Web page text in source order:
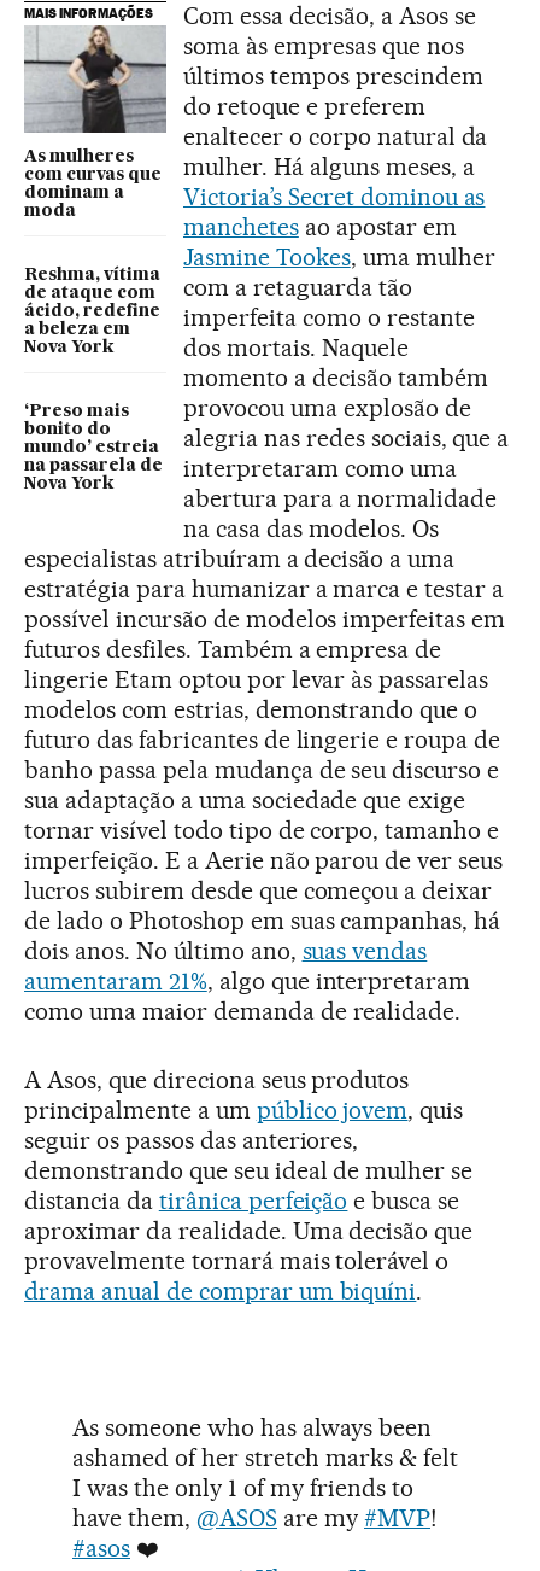
MAIS INFORMAÇÕES
As mulheres
com curvas que
dominam a
moda
Reshma, vítima
de ataque com
ácido, redefine
a beleza em
Nova York
‘Preso mais
bonito do
mundo’ estreia
na passarela de
Nova York
Com essa decisão, a Asos se
soma às empresas que nos
últimos tempos prescindem
do retoque e preferem
enaltecer o corpo natural da
mulher. Há alguns meses, a
Victoria’s Secret dominou as
manchetesao apostar em
Jasmine Tookes, uma mulher
com a retaguarda tão
imperfeita como o restante
dos mortais. Naquele
momento a decisão também
provocou uma explosão de
alegria nas redes sociais, que a
interpretaram como uma
abertura para a normalidade
na casa das modelos. Os
especialistas atribuíram a decisão a uma
estratégia para humanizar a marca e testar a
possível incursão de modelos imperfeitas em
futuros desfiles. Também a empresa de
lingerie Etam optou por levar às passarelas
modelos com estrias, demonstrando que o
futuro das fabricantes de lingerie e roupa de
banho passa pela mudança de seu discurso e
sua adaptação a uma sociedade que exige
tornar visível todo tipo de corpo, tamanho e
imperfeição. E a Aerie não parou de ver seus
lucros subirem desde que começou a deixar
de lado o Photoshop em suas campanhas, há
dois anos. No último ano, suas vendas
aumentaram 21%, algo que interpretaram
como uma maior demanda de realidade.
A Asos, que direciona seus produtos
principalmente a um público jovem, quis
seguir os passos das anteriores,
demonstrando que seu ideal de mulher se
distancia da tirânica perfeição e busca se
aproximar da realidade. Uma decisão que
provavelmente tornará mais tolerável o
drama anual de comprar um biquíni.
As someone who has always been
ashamed of her stretch marks & felt
I was the only 1 of my friends to
have them, @ASOS are my #MVP!
#asos ❤️